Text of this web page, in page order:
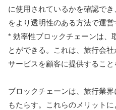
に使用されているかを確認で
をより透明性のある方法で運営
* 効率性ブロックチェーンは、
とができる。これは、旅行会
サービスを顧客に提供すること
ブロックチェーンは、旅行業
もたらす。これらのメリット